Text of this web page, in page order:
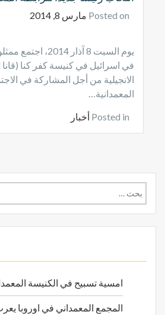
Posted on مارس 8, 2014
يوم السبت 8 آذار
في اسرائيل في كنيسة كفر كنا (قانا
الانجيلية من أجل المشاركة في
المعمدانية…
Posted in أخبار
ل
ب
ع
امسية تسبيح في الكنيسة
المجمع المعمداني في اوروبا